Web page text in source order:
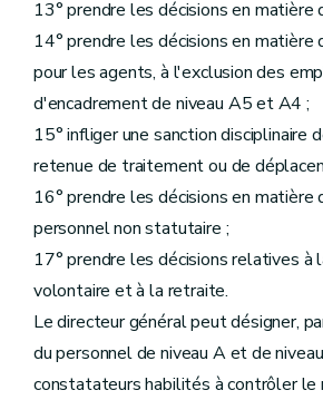
13° prendre les décisions en matière
14° prendre les décisions en
pour les agents, à l'exclusion des
d'encadrement de niveau A5 et A4 ;
15° infliger une sanction disciplinaire
retenue de traitement ou de
16° prendre les décisions en matière
personnel non statutaire ;
17° prendre les décisions relatives à
volontaire et à la retraite.
Le directeur général peut désigner,
du personnel de niveau A et de
constatateurs habilités à contrôler le